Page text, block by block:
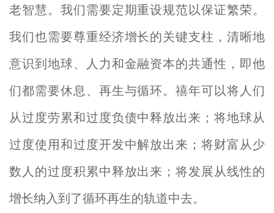
老智慧。我们需要定期重设规范以保证繁荣。
我们也需要尊重经济增长的关键支柱，清晰地
意识到地球、人力和金融资本的共通性，即他
们都需要休息、再生与循环。禧年可以将人们
从过度劳累和过度负债中释放出来；将地球从
过度使用和过度开发中解放出来；将财富从少
数人的过度积累中释放出来；将发展从线性的
增长纳入到了循环再生的轨道中去。